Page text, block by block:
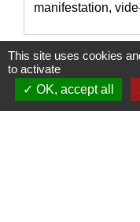
manifestation,
This site uses cookies
to activate
OK, accept all